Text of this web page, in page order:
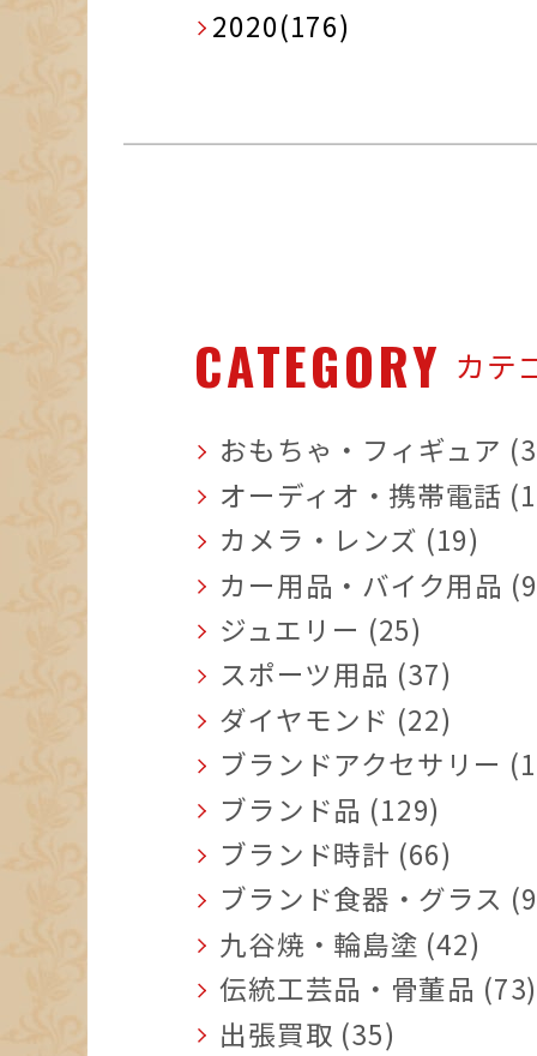
2020(176)
CATEGORY カテ
おもちゃ・フィギュア
オーディオ・携帯電話
カメラ・レンズ (19)
カー用品・バイク用品
ジュエリー (25)
スポーツ用品 (37)
ダイヤモンド (22)
ブランドアクセサリー
ブランド品 (129)
ブランド時計 (66)
ブランド食器・グラス
九谷焼・輪島塗 (42)
伝統工芸品・骨董品 (73)
出張買取 (35)